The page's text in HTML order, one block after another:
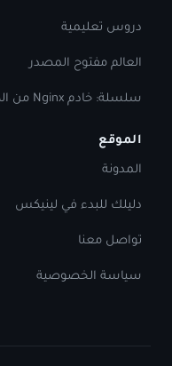
دروس تعليمية
العالم مفتوح المصدر
سلسلة: خادم Nginx من الصفر
الموقع
المدونة
دليلك للبدء في لينيكس
تواصل معنا
سياسة الخصوصية